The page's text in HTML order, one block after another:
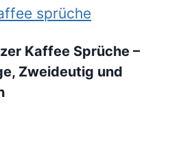
Kaffee Sprüche –
Zweideutig und